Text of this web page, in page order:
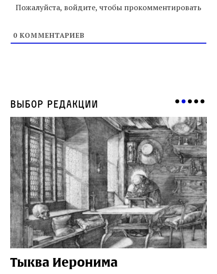
Пожалуйста, войдите, чтобы прокомментировать
0 КОММЕНТАРИЕВ
Выбор редакции
Тыква Иеронима